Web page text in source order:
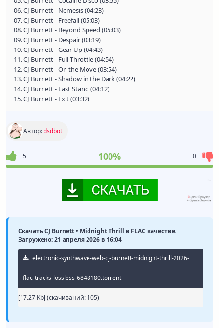
06. CJ Burnett - Nemesis (04:23)
07. CJ Burnett - Freefall (05:03)
08. CJ Burnett - Beyond Speed (05:03)
09. CJ Burnett - Despair (03:19)
10. CJ Burnett - Gear Up (04:43)
11. CJ Burnett - Full Throttle (04:54)
12. CJ Burnett - On the Move (03:54)
13. CJ Burnett - Shadow in the Dark (04:22)
14. CJ Burnett - Last Stand (04:12)
15. CJ Burnett - Exit (03:32)
Автор:dsdbot
5 100% 0
Скачать CJ Burnett • Midnight Thrill в FLAC качестве.
Загружено: 21 апреля 2026 в 16:04
electronic-synthwave-web-cj-burnett-midnight-thrill-2026-
flac-tracks-lossless-6848180.torrent
[17.27 Kb] (cкачиваний: 105)